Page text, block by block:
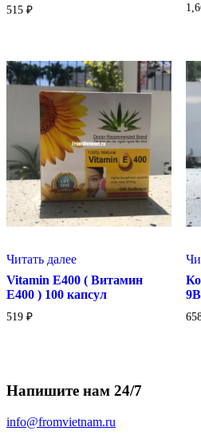
515 ₽
Читать далее
Vitamin E400 ( Витамин
Е400 ) 100 капсул
519 ₽
Напишите нам 24/7
info@fromvietnam.ru